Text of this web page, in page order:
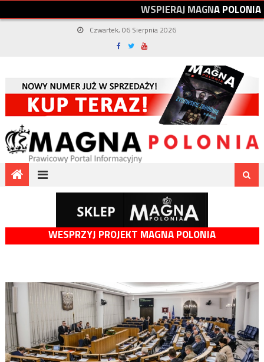
WSPIERAJMAGNAPOLONIA
Czwartek, 06 Sierpnia 2026
WESPRZYJ PROJEKT MAGNA POLONIA